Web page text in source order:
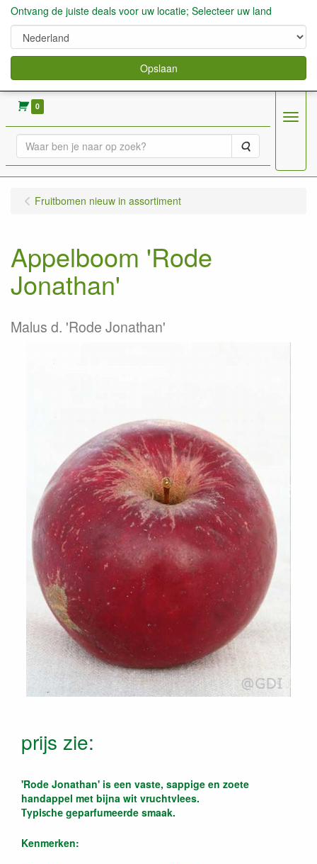
verkoop fruitbomen, bessen,aardbeien enz.
0
Zoeken
Menu
Fruitbomen nieuw in assortiment
Appelboom 'Rode
Jonathan'
Malus d. 'Rode Jonathan'
prijs zie:
'Rode Jonathan' is een vaste, sappige en zoete
handappel met bijna wit vruchtvlees.
Typische geparfumeerde smaak.
Kenmerken:
Ontvang de juiste deals voor uw locatie; Selecteer uw land
Opslaan